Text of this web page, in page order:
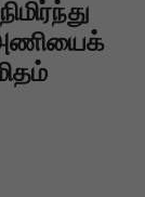
அணியைக்